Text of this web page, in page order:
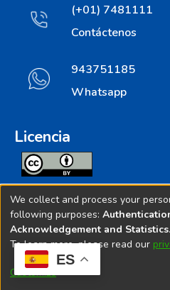
ES
(+01) 7481111
Contáctenos
943751185
Whatsapp
Licencia
Todos los contenidos de
licenciados bajo
Creative Commoms License
© 2025. Instituto Nacional
We collect and process your
following purposes:
Acknowledgement and Statistics.
To learn more, please read our
Customize